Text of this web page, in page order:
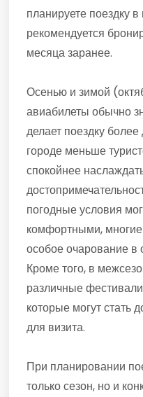
планируете поездку
рекомендуется
месяца заранее.
Осенью и зимой
авиабилеты обычно
делает поездку
городе меньше
спокойнее
погодные условия
комфортными,
особое очарование в
Кроме того, в
различные
которые могут стать
для визита.
При планировании
только сезон, но и